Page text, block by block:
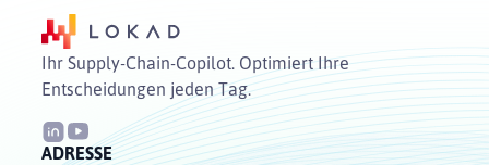
Ihr Supply-Chain-Copilot. Optimiert Ihre
Entscheidungen jeden Tag.
ADRESSE